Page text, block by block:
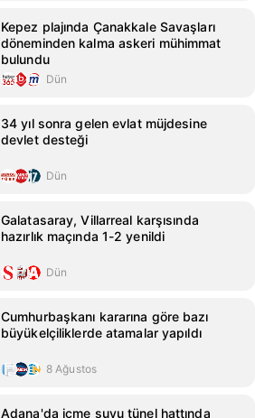
Kepez plajında Çanakkale Savaşları
döneminden kalma askeri mühimmat
bulundu
Dün
34 yıl sonra gelen evlat müjdesine
devlet desteği
Dün
Galatasaray, Villarreal karşısında
hazırlık maçında 1-2 yenildi
Dün
Cumhurbaşkanı kararına göre bazı
büyükelçiliklerde atamalar yapıldı
8 Ağustos
Adana'da içme suyu tünel hattında